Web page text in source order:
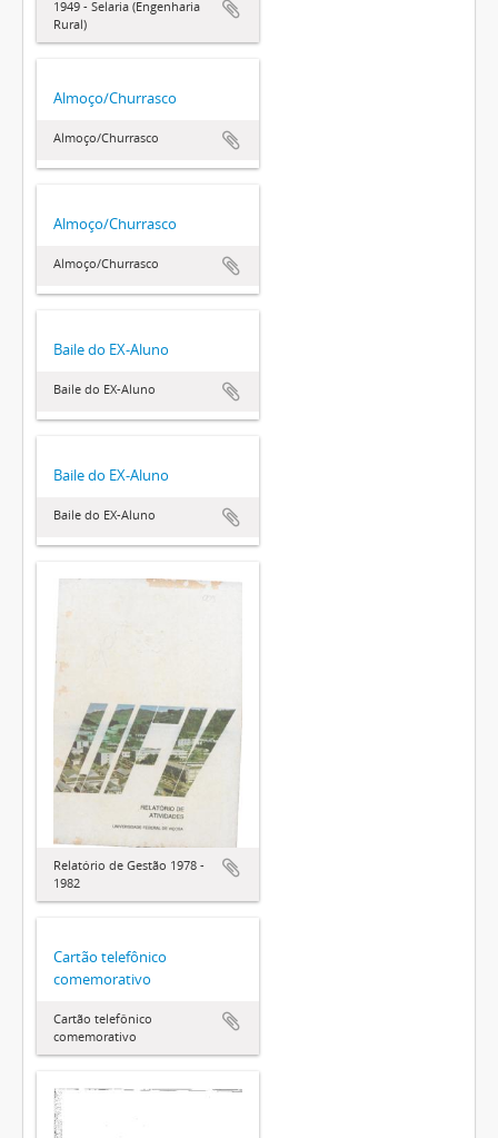
1949 - Selaria (Engenharia
Rural)
Almoço/Churrasco
Almoço/Churrasco
Almoço/Churrasco
Almoço/Churrasco
Baile do EX-Aluno
Baile do EX-Aluno
Baile do EX-Aluno
Baile do EX-Aluno
Relatório de Gestão 1978 -
1982
Cartão telefônico
comemorativo
Cartão telefônico
comemorativo